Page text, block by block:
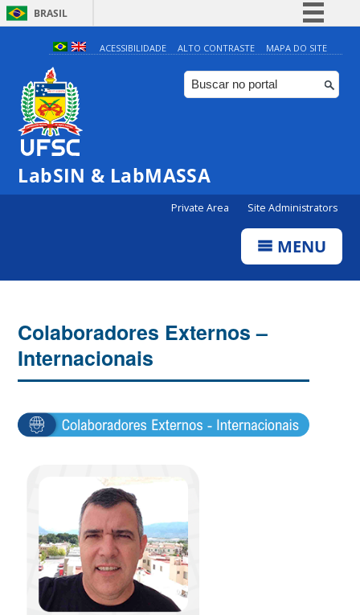
BRASIL
Simplifique!
Comunica BR
Participe
ACESSIBILIDADE ALTO CONTRASTE MAPA DO SITE
LabSIN & LabMASSA
Private Area Site Administrators
MENU
Colaboradores Externos –
Internacionais